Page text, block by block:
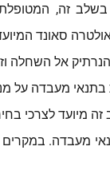
בשלב זה,
סאונד המיועד
אל השחלה
מעבדה על
לצרכי